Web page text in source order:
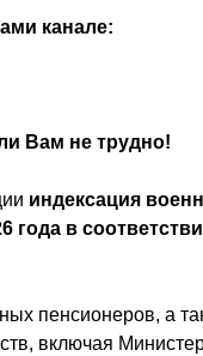
канале:
Вам не трудно!
индексация
года в
пенсионеров, а
включая